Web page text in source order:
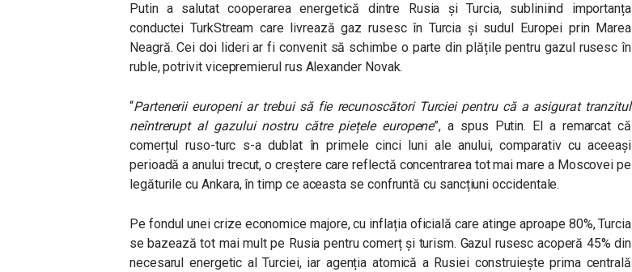
Putin a salutat cooperarea energetică dintre Rusia și Turcia, subliniind importanța
conductei TurkStream care livrează gaz rusesc în Turcia și sudul Europei prin Marea
Neagră. Cei doi lideri ar fi convenit să schimbe o parte din plățile pentru gazul rusesc în
ruble, potrivit vicepremierul rus Alexander Novak.
“Partenerii europeni ar trebui să fie recunoscători Turciei pentru că a asigurat tranzitul
neîntrerupt al gazului nostru către piețele europene”, a spus Putin. El a remarcat că
comerțul ruso-turc s-a dublat în primele cinci luni ale anului, comparativ cu aceeași
perioadă a anului trecut, o creștere care reflectă concentrarea tot mai mare a Moscovei pe
legăturile cu Ankara, în timp ce aceasta se confruntă cu sancțiuni occidentale.
Pe fondul unei crize economice majore, cu inflația oficială care atinge aproape 80%, Turcia
se bazează tot mai mult pe Rusia pentru comerț și turism. Gazul rusesc acoperă 45% din
necesarul energetic al Turciei, iar agenția atomică a Rusiei construiește prima centrală